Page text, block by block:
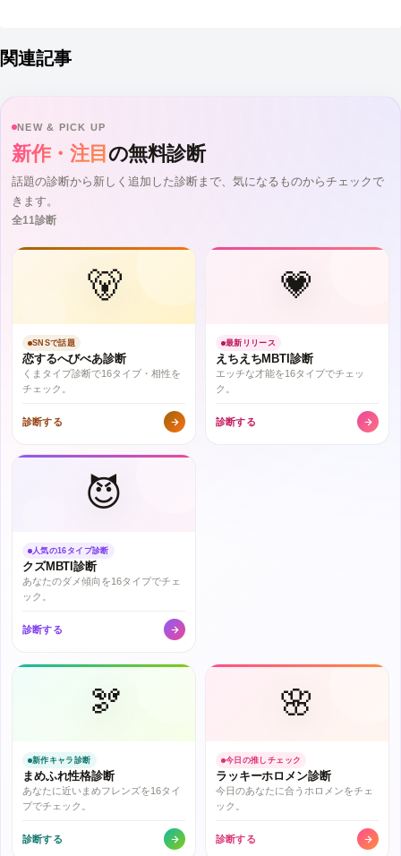
関連記事
NEW & PICK UP
新作・注目 の無料診断
話題の診断から新しく追加した診断まで、気になるものからチェックで
きます。
全11診断
🐻
SNSで話題
恋するへびべあ診断
くまタイプ診断で16タイプ・相性を
チェック。
診断する
💗
最新リリース
えちえちMBTI診断
エッチな才能を16タイプでチェッ
ク。
診断する
😈
人気の16タイプ診断
クズMBTI診断
あなたのダメ傾向を16タイプでチェ
ック。
診断する
🫘
新作キャラ診断
まめふれ性格診断
あなたに近いまめフレンズを16タイ
プでチェック。
診断する
🌸
今日の推しチェック
ラッキーホロメン診断
今日のあなたに合うホロメンをチェ
ック。
診断する